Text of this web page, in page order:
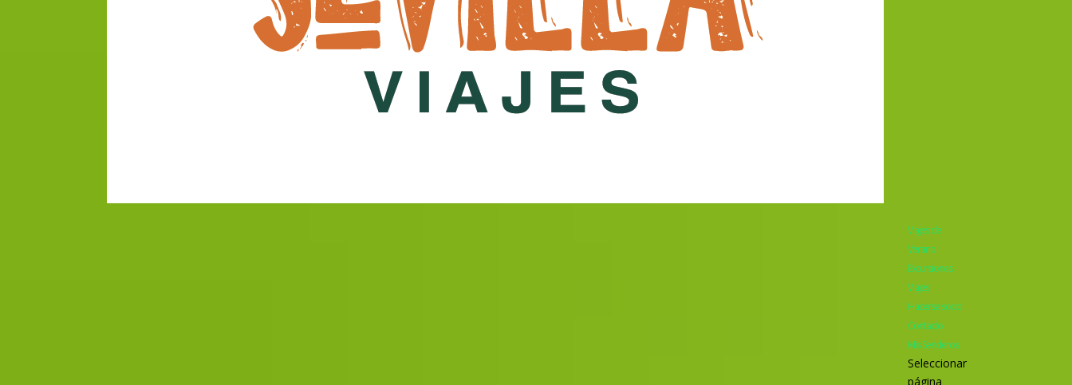
Viajes de
Verano
Excursiones
Viajes
Hacerse socio
Contacto
Mis Senderos
Seleccionar
página